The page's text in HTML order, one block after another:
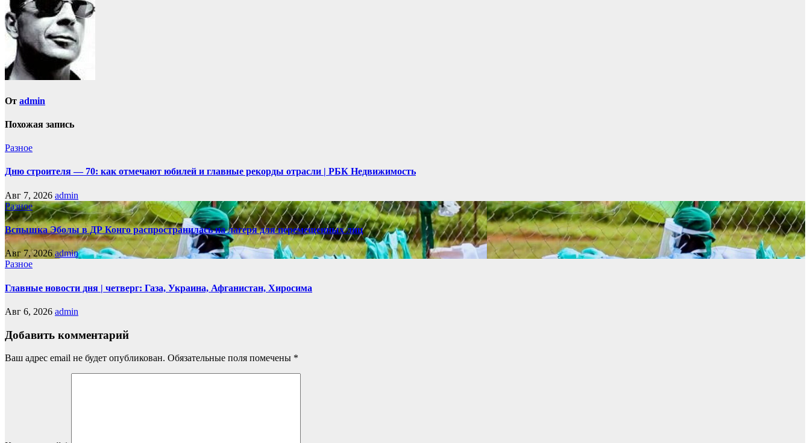
записям
От admin
Похожая запись
Разное
Дню строителя — 70: как отмечают юбилей и главные рекорды отрасли | РБК Недвижимость
Авг 7, 2026 admin
Разное
Вспышка Эболы в ДР Конго распространилась на лагеря для перемещенных лиц
Авг 7, 2026admin
Разное
Главные новости дня | четверг: Газа, Украина, Афганистан, Хиросима
Авг 6, 2026 admin
Добавить комментарий
Ваш адрес email не будет опубликован. Обязательные поля помечены *